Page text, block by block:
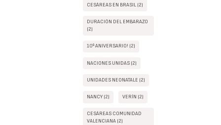
CESÁREAS EN BRASIL (2)
DURACIÓN DEL EMBARAZO
(2)
10º ANIVERSARIO! (2)
NACIONES UNIDAS (2)
UNIDADES NEONATALE (2)
NANCY (2) VERÍN (2)
CESÁREAS COMUNIDAD
VALENCIANA (2)